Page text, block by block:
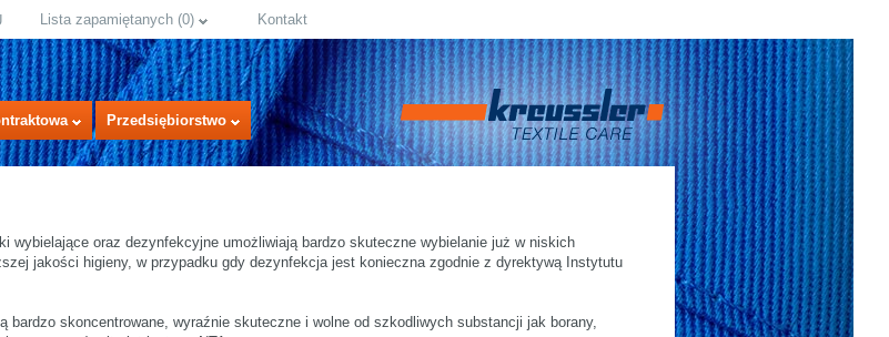
Lista zapamiętanych (0) Kontakt
Przedsiębiorstwo
wybielające oraz dezynfekcyjne umożliwiają bardzo skuteczne wybielanie już w niskich
jakości higieny, w przypadku gdy dezynfekcja jest konieczna zgodnie z dyrektywą Instytutu
skoncentrowane, wyraźnie skuteczne i wolne od szkodliwych substancji jak borany,